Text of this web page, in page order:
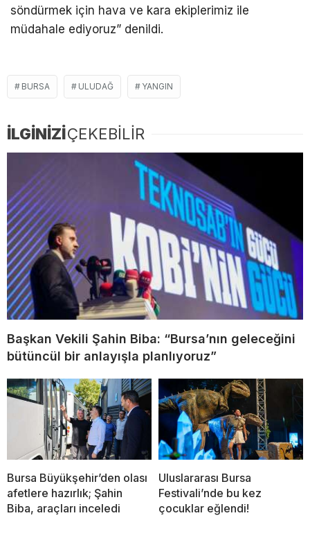
söndürmek için hava ve kara ekiplerimiz ile
müdahale ediyoruz” denildi.
BURSA ULUDAĞ YANGIN
İLGİNİZİÇEKEBİLİR
Başkan Vekili Şahin Biba: “Bursa’nın geleceğini
bütüncül bir anlayışla planlıyoruz”
Bursa Büyükşehir’den olası
afetlere hazırlık; Şahin
Biba, araçları inceledi
Uluslararası Bursa
Festivali’nde bu kez
çocuklar eğlendi!